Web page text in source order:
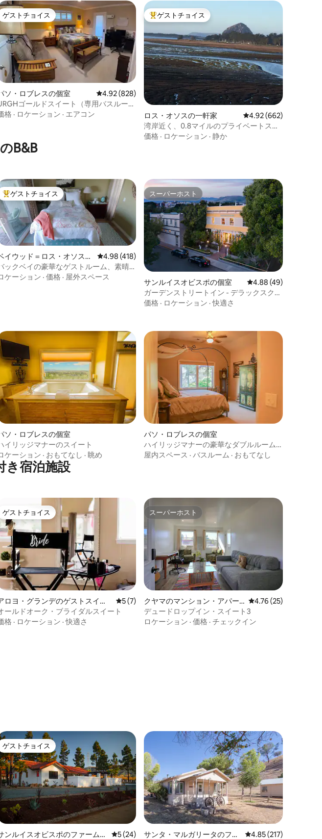
5つ星中4.94つ星の平均評価
ゲストチョイス
ゲストチョイス
ソ・ロブレスの個室 レビュー828件、5つ星中4.92つ星の平均評価
4.92 (828)
ゴールドスイート（専用バスルーム
き）
格 · ロケーション · エアコン
大好評のゲストチョイスです。
ゲストチョイス
ロス・オソスの一軒家 レビュー662件、5つ星
4.92 (662)
湾岸近く、0.8マイルのプライベートスタ
ジオ
価格 · ロケーション · 静か
B&B
5つ星中4.5つ星の平均評価
大好評のゲストチョイスです。
ゲストチョイス
イウッド＝ロス・オソスの
室
レビュー418件、5つ星中4.98つ星の平均評価
4.98 (418)
ックベイの豪華なゲストルーム、素晴
しいホテルの代わり
ケーション · 価格 · 屋外スペース
スーパーホスト
スーパーホスト
サンルイスオビスポの個室 レビュー49件、5つ星
4.88 (49)
ガーデンストリートイン - デラックスクイ
ーンルーム
価格 · ロケーション ·快適さ
ソ・ロブレスの個室
イリッジマナーのスイート
ケーション · おもてなし · 眺め
パソ・ロブレスの個室
ハイリッジマナーの豪華なダブルルーム
（エンスイート）
屋内スペース · バスルーム · おもてなし
き宿泊施設
5つ星中4.95つ星の平均評価
ゲストチョイス
ゲストチョイス
ロヨ・グランデのゲストスイー
レビュー7件、5つ星中5つ星の平均評価
5 (7)
ールドオーク・ブライダルスイート
格 · ロケーション ·快適さ
スーパーホスト
スーパーホスト
クヤマのマンション・アパー
ト
レビュー25件、5つ
4.76 (25)
デュードロップイン・スイート3
ロケーション · 価格 · チェックイン
ゲストチョイス
ゲストチョイス
ンルイスオビスポのファームス
レビュー24件、5つ星中5つ星の平均評価
5 (24)
サンタ・マルガリータのファ
レビュー217件、5つ
4.85 (217)